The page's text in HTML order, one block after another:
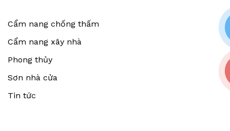
Cẩm nang chống thấm
Cẩm nang xây nhà
Phong thủy
Sơn nhà cửa
Tin tức